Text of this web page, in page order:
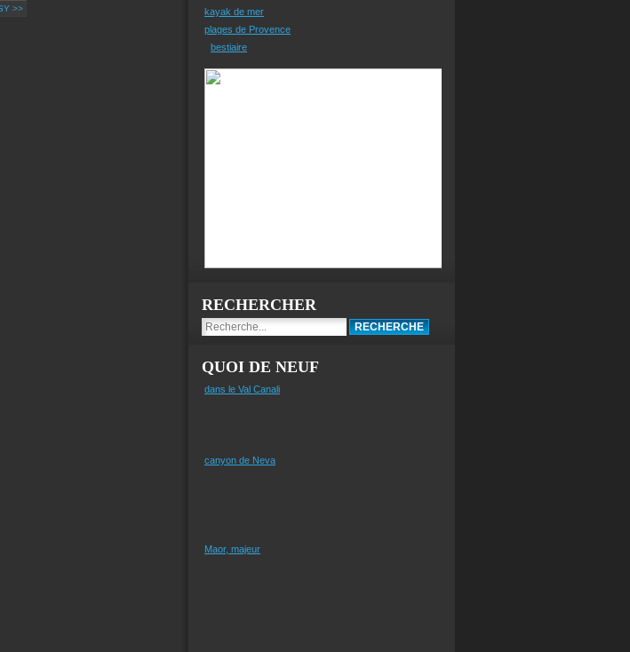
>>
kayak de mer
plages de Provence
bestiaire
RECHERCHER
QUOI DE NEUF
dans le Val Canali
canyon de Neva
Maor, majeur